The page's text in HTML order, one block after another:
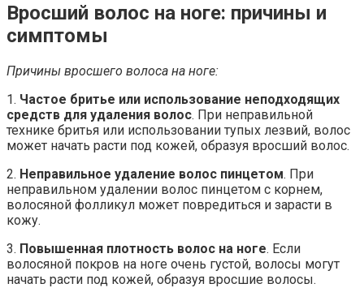
Вросший волос на ноге: причины и
симптомы
Причины вросшего волоса на ноге:
1. Частое бритье или использование неподходящих
средств для удаления волос. При неправильной
технике бритья или использовании тупых лезвий, волос
может начать расти под кожей, образуя вросший волос.
2. Неправильное удаление волос пинцетом. При
неправильном удалении волос пинцетом с корнем,
волосяной фолликул может повредиться и зарасти в
кожу.
3. Повышенная плотность волос на ноге. Если
волосяной покров на ноге очень густой, волосы могут
начать расти под кожей, образуя вросшие волосы.